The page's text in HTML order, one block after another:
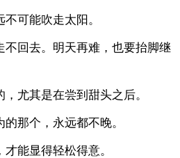
可能吹走太阳。
不回去。明天再难，也要抬脚继
尤其是在尝到甜头之后。
那个，永远都不晚。
能显得轻松得意。